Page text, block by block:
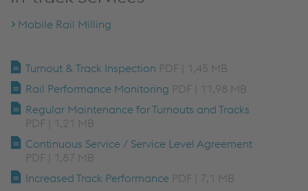
Mobile Rail Milling
Turnout & Track Inspection PDF | 1,45 MB
Rail Performance Monitoring PDF | 11,98 MB
Regular Maintenance for Turnouts and Tracks
PDF | 1,21 MB
Continuous Service / Service Level Agreement
PDF | 1,87 MB
Increased Track Performance PDF | 7,1 MB